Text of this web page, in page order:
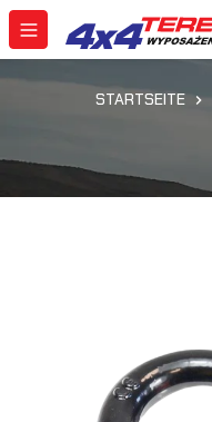
STARTSEITE